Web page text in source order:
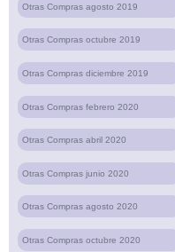
Otras Compras agosto 2019
Otras Compras octubre 2019
Otras Compras diciembre 2019
Otras Compras febrero 2020
Otras Compras abril 2020
Otras Compras junio 2020
Otras Compras agosto 2020
Otras Compras octubre 2020